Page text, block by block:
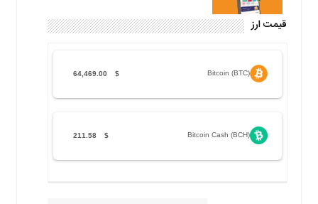
قیمت ارز
Bitcoin (BTC)
$
64,469.00
Bitcoin Cash (BCH)
$
211.58